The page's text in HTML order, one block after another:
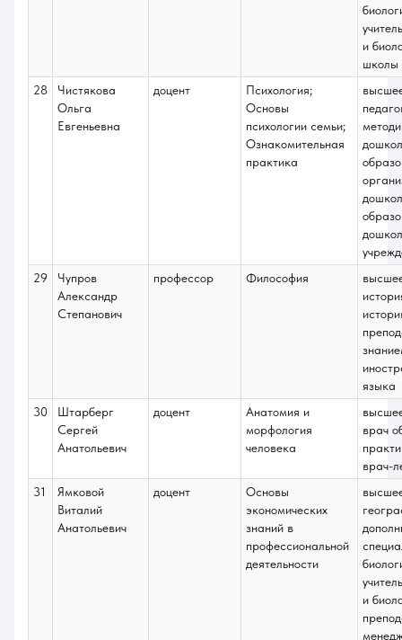
Подготовка к
процедуре защиты
Полевая (зоология
и
школы
28
Чистякова
Ольга
Евгеньевна
доцент
Психология;
Основы
психологии семьи;
Ознакомительная
практика
29
Чупров
Александр
Степанович
профессор Философия
языка
30
Штарберг
Сергей
Анатольевич
доцент
Анатомия и
морфология
человека
врач
врач-
31
Ямковой
Виталий
Анатольевич
доцент
Основы
экономических
знаний в
профессиональной
деятельности
и